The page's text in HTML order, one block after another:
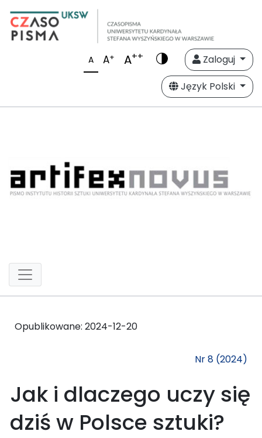
A A+ A++
Zaloguj
Język Polski
Opublikowane: 2024-12-20
Nr 8 (2024)
Jak i dlaczego uczy się
dziś w Polsce sztuki?